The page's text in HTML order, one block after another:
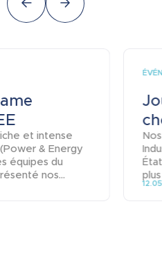
et intense
& Energy
équipes du
nos...